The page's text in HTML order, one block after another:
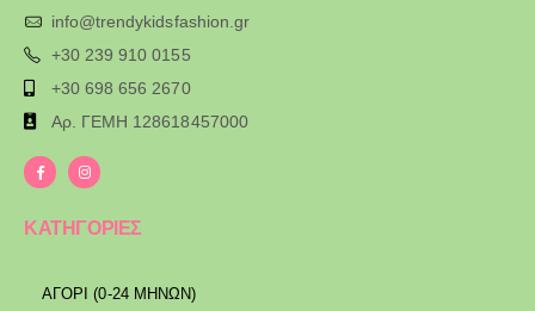
info@trendykidsfashion.gr
+30 239 910 0155
+30 698 656 2670
Αρ. ΓΕΜΗ 128618457000
ΚΑΤΗΓΟΡΙΕΣ
ΑΓΟΡΙ (0-24 ΜΗΝΩΝ)